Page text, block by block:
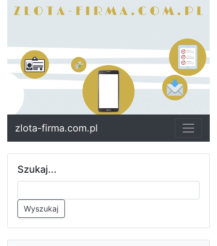
zlota-firma.com.pl
Szukaj...
Wyszukaj